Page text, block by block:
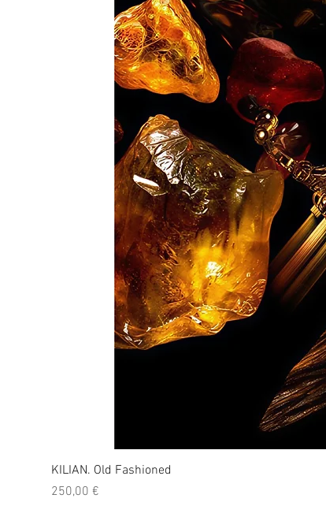
KILIAN. Old Fashioned
Prezzo
250,00 €